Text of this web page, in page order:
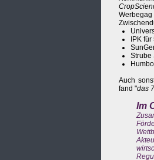
IPK
Strube
Auch
fand "das
Im